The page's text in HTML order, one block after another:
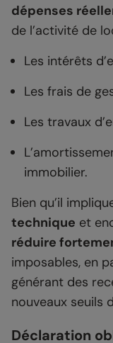
dépenses
de l’activité de
Les intérêts
Les frais de
Les travaux
immobilier.
Bien qu’il
technique et
réduire
imposables, en
générant des
nouveaux seuils
Déclaration